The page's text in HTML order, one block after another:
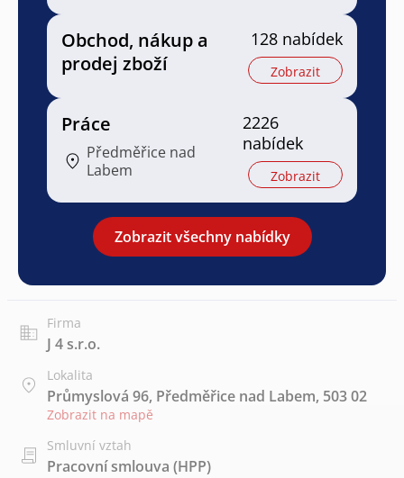
Obchod, nákup a
prodej zboží
128 nabídek
Zobrazit
Práce
Předměřice nad
Labem
2226
nabídek
Zobrazit
Zobrazit všechny nabídky
Firma
J 4 s.r.o.
Lokalita
Průmyslová 96, Předměřice nad Labem, 503 02
Zobrazit na mapě
Smluvní vztah
Pracovní smlouva (HPP)